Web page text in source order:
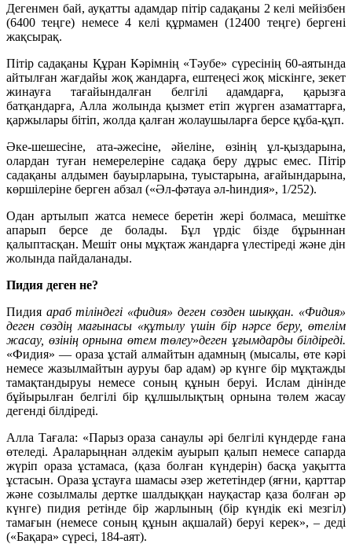
Дегенмен бай, ауқатты адамдар пітір садақаны 2 келі мейізбен
(6400 теңге) немесе 4 келі құрмамен (12400 теңге) бергені
жақсырақ.
Пітір садақаны Құран Кәрімнің «Тәубе» сүресінің 60-аятында
айтылған жағдайы жоқ жандарға, ештеңесі жоқ міскінге, зекет
жинауға тағайындалған белгілі адамдарға, қарызға
батқандарға, Алла жолында қызмет етіп жүрген азаматтарға,
қаржылары бітіп, жолда қалған жолаушыларға берсе құба-құп.
Әке-шешесіне, ата-әжесіне, әйеліне, өзінің ұл-қыздарына,
олардан туған немерелеріне садақа беру дұрыс емес. Пітір
садақаны алдымен бауырларына, туыстарына, ағайындарына,
көршілеріне берген абзал («Әл-фәтауа әл-һиндия», 1/252).
Одан артылып жатса немесе беретін жері болмаса, мешітке
апарып берсе де болады. Бұл үрдіс бізде бұрыннан
қалыптасқан. Мешіт оны мұқтаж жандарға үлестіреді және дін
жолында пайдаланады.
Пидия деген не?
Пидия араб тіліндегі «фидия» деген сөзден шыққан. «Фидия»
деген сөздің мағынасы «құтылу үшін бір нәрсе беру, өтелім
жасау, өзінің орнына өтем төлеу»деген ұғымдарды білдіреді.
«Фидия» — ораза ұстай алмайтын адамның (мысалы, өте кәрі
немесе жазылмайтын ауруы бар адам) әр күнге бір мұқтажды
тамақтандыруы немесе соның құнын беруі. Ислам дінінде
бұйырылған белгілі бір құлшылықтың орнына төлем жасау
дегенді білдіреді.
Алла Тағала: «Парыз ораза санаулы әрі белгілі күндерде ғана
өтеледі. Араларыңнан әлдекім ауырып қалып немесе сапарда
жүріп ораза ұстамаса, (қаза болған күндерін) басқа уақытта
ұстасын. Ораза ұстауға шамасы әзер жететіндер (яғни, қарттар
және созылмалы дертке шалдыққан науқастар қаза болған әр
күнге) пидия ретінде бір жарлының (бір күндік екі мезгіл)
тамағын (немесе соның құнын ақшалай) беруі керек», – деді
(«Бақара» сүресі, 184-аят).